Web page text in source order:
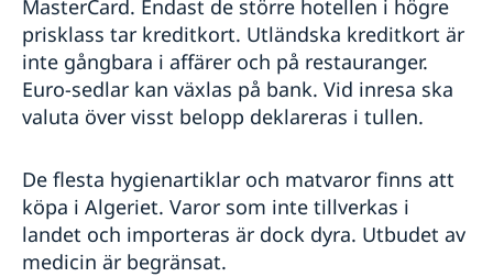
MasterCard. Endast de större hotellen i högre
prisklass tar kreditkort. Utländska kreditkort är
inte gångbara i affärer och på restauranger.
Euro-sedlar kan växlas på bank. Vid inresa ska
valuta över visst belopp deklareras i tullen.
De flesta hygienartiklar och matvaror finns att
köpa i Algeriet. Varor som inte tillverkas i
landet och importeras är dock dyra. Utbudet av
medicin är begränsat.